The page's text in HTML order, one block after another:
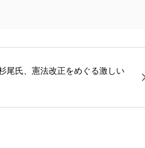
尾氏、憲法改正をめぐる激しい